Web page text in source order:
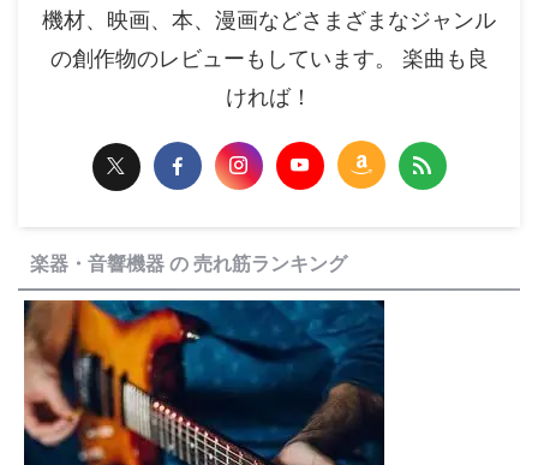
機材、映画、本、漫画などさまざまなジャンル
の創作物のレビューもしています。 楽曲も良
ければ！
楽器・音響機器 の 売れ筋ランキング